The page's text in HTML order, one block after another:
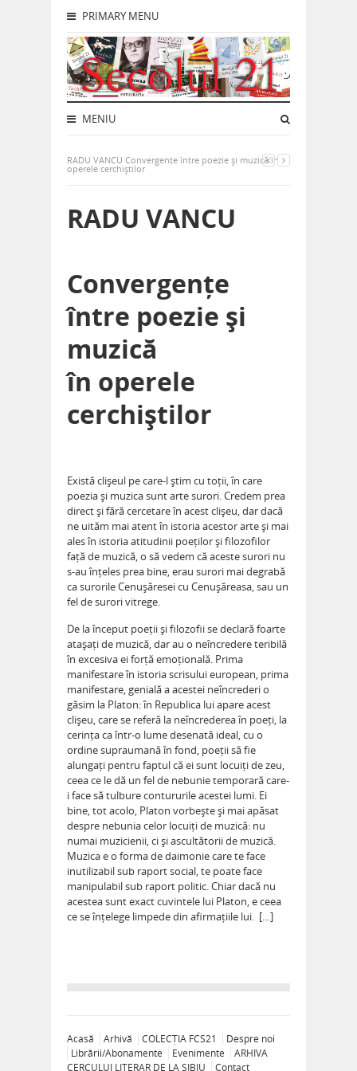
PRIMARY MENU
MENIU
RADU VANCU Convergențe între poezie și muzică în
operele cerchiștilor
RADU VANCU
Convergențe
între poezie și
muzică
în operele
cerchiștilor
Există clișeul pe care-l știm cu toții, în care
poezia și muzica sunt arte surori. Credem prea
direct și fără cercetare în acest clișeu, dar dacă
ne uităm mai atent în istoria acestor arte și mai
ales în istoria atitudinii poeților și filozofilor
față de muzică, o să vedem că aceste surori nu
s-au înțeles prea bine, erau surori mai degrabă
ca surorile Cenușăresei cu Cenușăreasa, sau un
fel de surori vitrege.
De la început poeții și filozofii se declară foarte
atașați de muzică, dar au o neîncredere teribilă
în excesiva ei forță emoțională. Prima
manifestare în istoria scrisului european, prima
manifestare, genială a acestei neîncrederi o
găsim la Platon: în Republica lui apare acest
clișeu, care se referă la neîncrederea în poeți, la
cerința ca într-o lume desenată ideal, cu o
ordine supraumană în fond, poeții să fie
alungați pentru faptul că ei sunt locuiți de zeu,
ceea ce le dă un fel de nebunie temporară care-
i face să tulbure contururile acestei lumi. Ei
bine, tot acolo, Platon vorbește și mai apăsat
despre nebunia celor locuiți de muzică: nu
numai muzicienii, ci și ascultătorii de muzică.
Muzica e o forma de daimonie care te face
inutilizabil sub raport social, te poate face
manipulabil sub raport politic. Chiar dacă nu
acestea sunt exact cuvintele lui Platon, e ceea
ce se înțelege limpede din afirmațiile lui. […]
Acasă Arhivă COLECȚIA FCS21
Despre noi
Librării/Abonamente
Evenimente
ARHIVA
CERCULUI LITERAR DE LA SIBIU
Contact